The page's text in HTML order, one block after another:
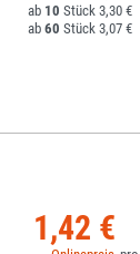
10
3,30 €
60
3,07 €
1,42 €